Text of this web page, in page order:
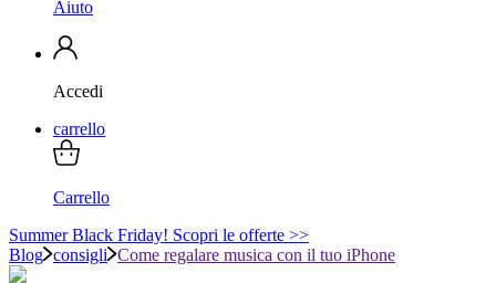
Aiuto
Accedi
carrello
Carrello
Summer Black Friday! Scopri le offerte >>
Blog consigli Come regalare musica con il tuo iPhone